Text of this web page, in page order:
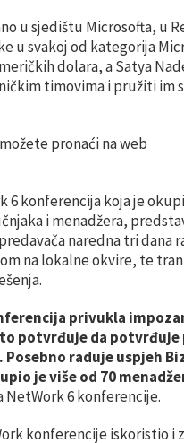
u sjedištu Microsofta, u
u svakoj od kategorija
dolara, a Satya
timovima i pružiti im
pronaći na web
6 konferencija koja je
i menadžera,
naredna tri dana
na lokalne okvire, te
privukla
potvrđuje da potvrđuje
raduje uspjeh
je više od 70
NetWork 6 konferencije.
konferencije iskoristio i